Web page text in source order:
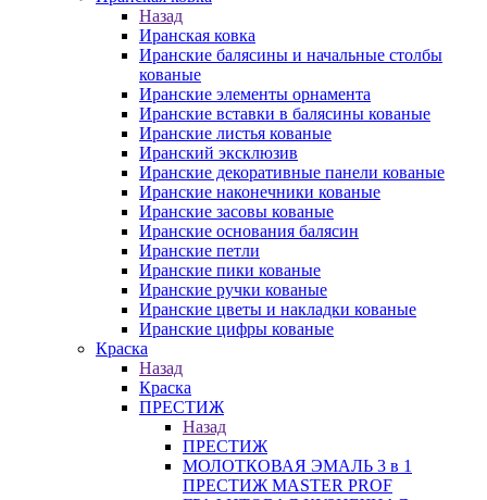
Назад
Иранская ковка
Иранские балясины и начальные столбы
кованые
Иранские элементы орнамента
Иранские вставки в балясины кованые
Иранские листья кованые
Иранский эксклюзив
Иранские декоративные панели кованые
Иранские наконечники кованые
Иранские засовы кованые
Иранские основания балясин
Иранские петли
Иранские пики кованые
Иранские ручки кованые
Иранские цветы и накладки кованые
Иранские цифры кованые
Краска
Назад
Краска
ПРЕСТИЖ
Назад
ПРЕСТИЖ
МОЛОТКОВАЯ ЭМАЛЬ 3 в 1
ПРЕСТИЖ MASTER PROF